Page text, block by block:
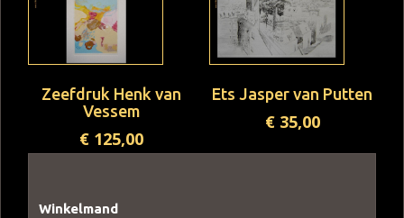
Zeefdruk Henk van
Vessem
€ 125,00
Ets Jasper van Putten
€35,00
Winkelmand